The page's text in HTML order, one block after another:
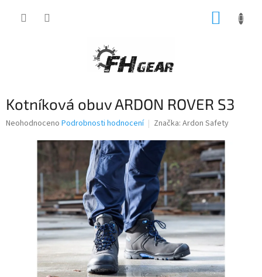
Kotníková obuv ARDON ROVER S3
Průměrné
hvězdiček.
Neohodnoceno Podrobnosti hodnocení Značka: Ardon Safety